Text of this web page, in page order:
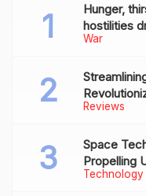
War
Hunger,
hostilities
of collapse
Reviews
Technology
Space
Propelling